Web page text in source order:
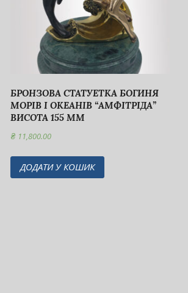
БРОНЗОВА СТАТУЕТКА БОГИНЯ
МОРІВ І ОКЕАНІВ “АМФІТРІДА”
ВИСОТА 155 ММ
₴ 11,800.00
ДОДАТИ У КОШИК